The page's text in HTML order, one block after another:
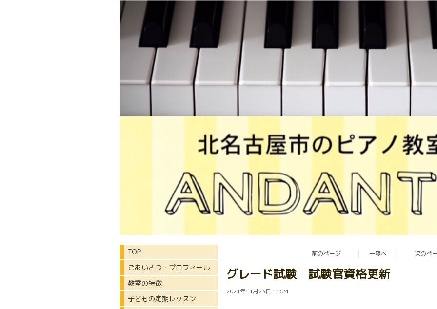
前のページ 一覧へ 次のペ
グレード試験 試験官資格更新
2021年11月23日 11:24
TOP
ごあいさつ・プロフィール
教室の特徴
子どもの定期レッスン